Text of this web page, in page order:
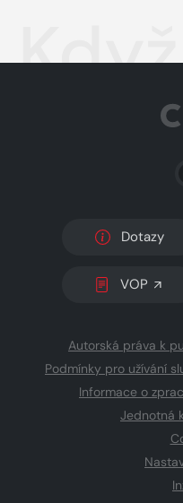
Dotazy
VOP
Autorská práva k
Podmínky pro užívání
Informace o
Jednotná